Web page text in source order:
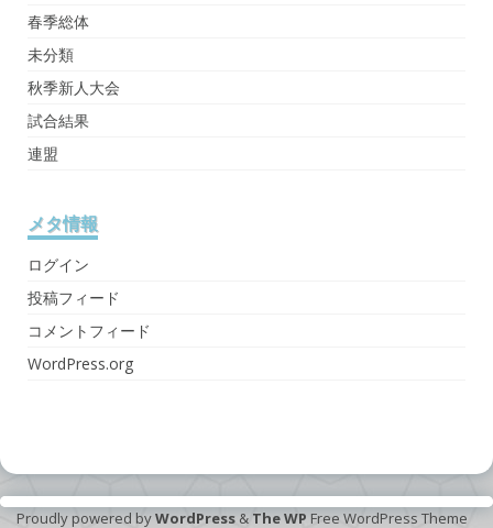
春季総体
未分類
秋季新人大会
試合結果
連盟
メタ情報
ログイン
投稿フィード
コメントフィード
WordPress.org
Proudly powered byWordPress & The WP Free WordPress Theme